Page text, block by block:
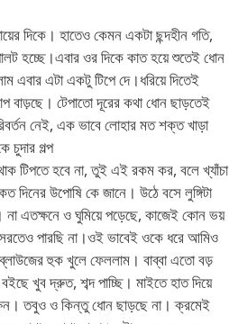
দিকে। হাতেও কেমন একটা ছন্দহীন গতি,
হচ্ছে।এবার ওর দিকে কাত হয়ে শুতেই ধোন
এবার এটা একটু টিপে দে।ধরিয়ে দিতেই
বাড়ছে। টেপাতো দূরের কথা ধোন ছাড়তেই
নেই, এক ভাবে লোহার মত শক্ত খাড়া
চুদার গল্প
টিপতে হবে না, তুই এই রকম কর, বলে খ্যাঁচা
দিনের উপোষি কে জানে। উঠে বসে লুঙ্গিটা
না এতক্ষনে ও ঘুমিয়ে পড়েছে, কাজেই কোন ভয়
পারছি না।ওই ভাবেই ওকে ধরে আমিও
ব্লাউজের হুক খুলে ফেললাম। বাব্বা এতো বড়
খুব দ্রুত, শব্দ পাচ্ছি। মাইতে হাত দিয়ে
তবুও ও কিন্তু ধোন ছাড়ছে না। ক্রমেই